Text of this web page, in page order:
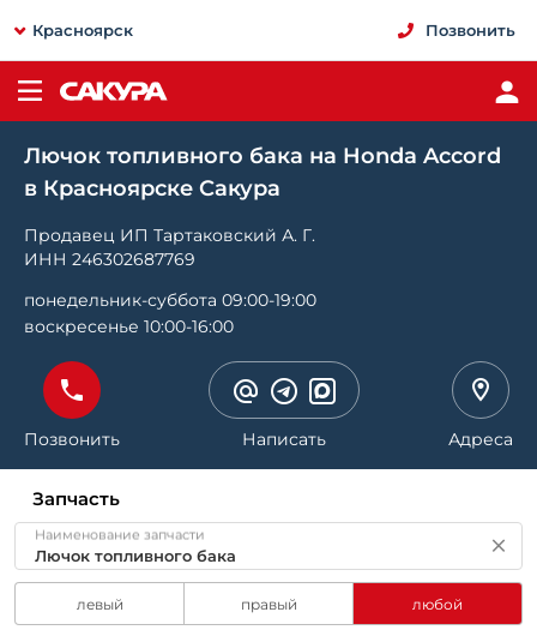
Красноярск Позвонить
Лючок топливного бака на Honda Accord
в Красноярске Сакура
Продавец ИП Тартаковский А. Г.
ИНН 246302687769
понедельник-суббота 09:00-19:00
воскресенье 10:00-16:00
Позвонить Написать Адреса
Запчасть
Наименование запчасти
левый правый любой